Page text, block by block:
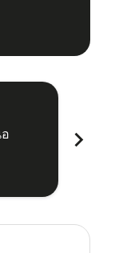
chevron_right